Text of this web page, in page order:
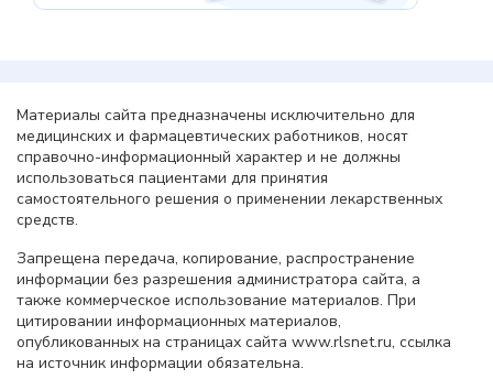
Материалы сайта предназначены исключительно для
медицинских и фармацевтических работников, носят
справочно-информационный характер и не должны
использоваться пациентами для принятия
самостоятельного решения о применении лекарственных
средств.
Запрещена передача, копирование, распространение
информации без разрешения администратора сайта, а
также коммерческое использование материалов. При
цитировании информационных материалов,
опубликованных на страницах сайта www.rlsnet.ru, ссылка
на источник информации обязательна.